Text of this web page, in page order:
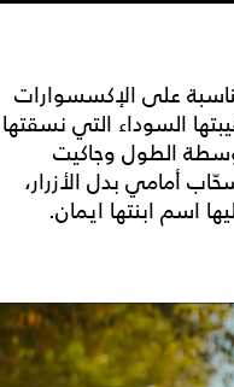
على الإكسسوارات
السوداء التي نسقتها
الطول وجاكيت
أمامي بدل الأزرار،
اسم ابنتها ايمان.